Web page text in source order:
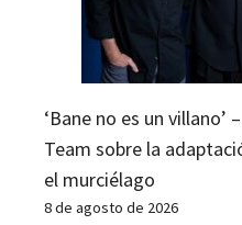
‘Bane no es un
Team sobre la
el murciélago
8 de agosto de 2026